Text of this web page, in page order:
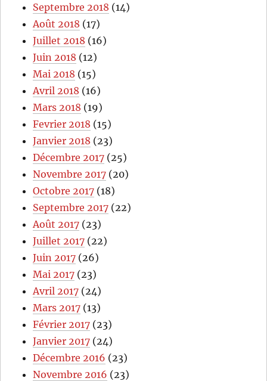
Septembre 2018 (14)
Août 2018 (17)
Juillet 2018 (16)
Juin 2018 (12)
Mai 2018 (15)
Avril 2018 (16)
Mars 2018 (19)
Fevrier 2018 (15)
Janvier 2018 (23)
Décembre 2017 (25)
Novembre 2017 (20)
Octobre 2017 (18)
Septembre 2017 (22)
Août 2017 (23)
Juillet 2017 (22)
Juin 2017 (26)
Mai 2017 (23)
Avril 2017 (24)
Mars 2017 (13)
Février 2017 (23)
Janvier 2017 (24)
Décembre 2016 (23)
Novembre 2016 (23)